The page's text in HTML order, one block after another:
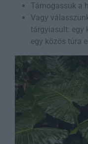
Támogassuk a
Vagy
tárgyiasult: egy
egy közös túra